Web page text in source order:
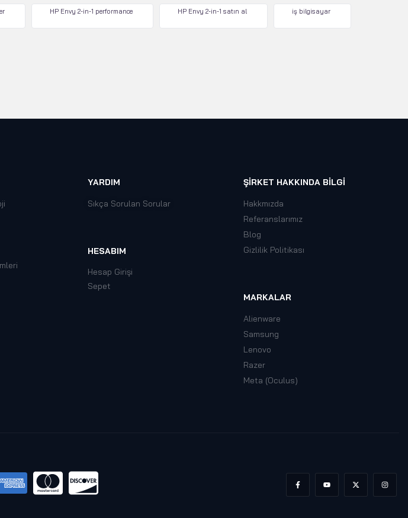
HP Envy 2-in-1 performance HP Envy 2-in-1 satın al iş bilgisayar
YARDIM
Sıkça Sorulan Sorular
HESABIM
Hesap Girişi
Sepet
ŞIRKET HAKKINDA BILGI
Hakkmızda
Referanslarımız
Blog
Gizlilik Politikası
MARKALAR
Alienware
Samsung
Lenovo
Razer
Meta (Oculus)